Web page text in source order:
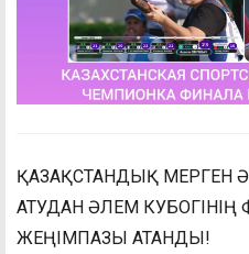
ҚАЗАҚСТАНДЫҚ МЕРГЕН
АТУДАН ӘЛЕМ
ЖЕҢІМПАЗЫ АТАНДЫ!